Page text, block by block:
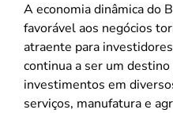
A economia dinâmica do
favorável aos negócios
atraente para
continua a ser um
investimentos em
serviços, manufatura e